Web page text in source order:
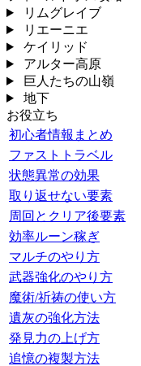
リムグレイブ
リエーニエ
ケイリッド
アルター高原
巨人たちの山嶺
地下
お役立ち
初心者情報まとめ
ファストトラベル
状態異常の効果
取り返せない要素
周回とクリア後要素
効率ルーン稼ぎ
マルチのやり方
武器強化のやり方
魔術/祈祷の使い方
遺灰の強化方法
発見力の上げ方
追憶の複製方法